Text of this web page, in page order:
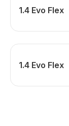
1.4 Evo Flex
1.4 Evo Flex